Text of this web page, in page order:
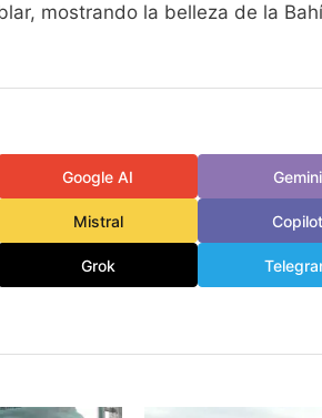
mostrando la belleza de la
Google AI Gemini
Mistral Copilot
Grok